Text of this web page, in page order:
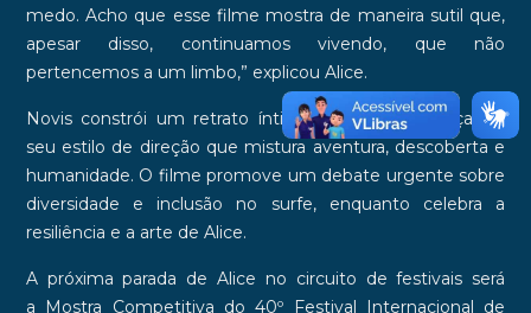
medo. Acho que esse filme mostra de maneira sutil que,
apesar disso, continuamos vivendo, que não
pertencemos a um limbo,” explicou Alice.
Novis constrói um retrato íntimo e poético, reforçando
seu estilo de direção que mistura aventura, descoberta e
humanidade. O filme promove um debate urgente sobre
diversidade e inclusão no surfe, enquanto celebra a
resiliência e a arte de Alice.
A próxima parada de Alice no circuito de festivais será
a
Mostra Competitiva do 40º Festival Internacional de